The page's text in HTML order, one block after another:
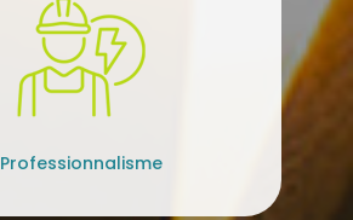
Professionnalisme